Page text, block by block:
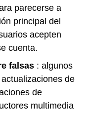
parecerse a
principal del
acepten
cuenta.
falsas : algunos
de
de
multimedia